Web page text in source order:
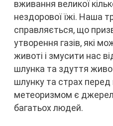
вживання великої
нездорової їжі. Наша
справляється, що
утворення газів, які
животі і змусити нас
шлунка та здуття
шлунку та страх
метеоризмом є
багатьох людей.